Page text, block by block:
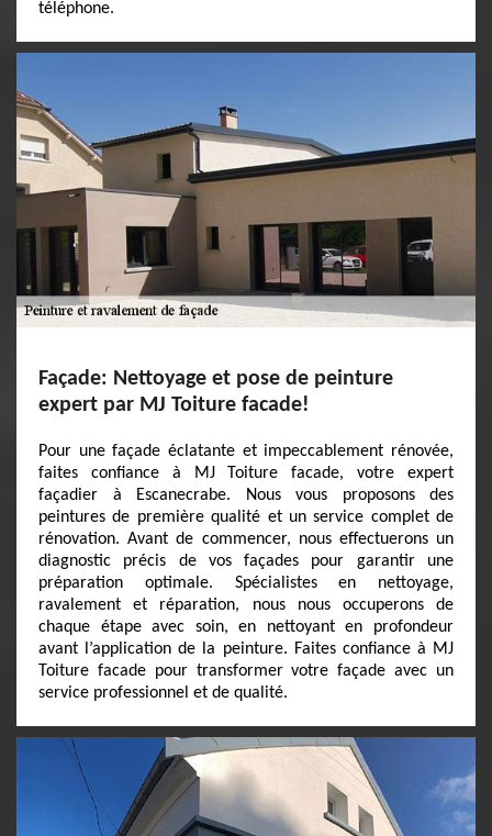
téléphone.
Façade: Nettoyage et pose de peinture
expert par MJ Toiture facade!
Pour une façade éclatante et impeccablement rénovée,
faites confiance à MJ Toiture facade, votre expert
façadier à Escanecrabe. Nous vous proposons des
peintures de première qualité et un service complet de
rénovation. Avant de commencer, nous effectuerons un
diagnostic précis de vos façades pour garantir une
préparation optimale. Spécialistes en nettoyage,
ravalement et réparation, nous nous occuperons de
chaque étape avec soin, en nettoyant en profondeur
avant l’application de la peinture. Faites confiance à MJ
Toiture facade pour transformer votre façade avec un
service professionnel et de qualité.